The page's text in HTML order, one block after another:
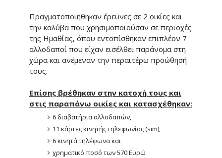
Πραγματοποιήθηκαν έρευνες σε 2 οικίες και
την καλύβα που χρησιμοποιούσαν σε περιοχές
της Ημαθίας, όπου εντοπίσθηκαν επιπλέον 7
αλλοδαποί που είχαν εισέλθει παράνομα στη
χώρα και ανέμεναν την περαιτέρω προώθησή
τους.
Επίσης βρέθηκαν στην κατοχή τους και
στις παραπάνω οικίες και κατασχέθηκαν:
6 διαβατήρια αλλοδαπών,
11 κάρτες κινητής τηλεφωνίας (sim),
6 κινητά τηλέφωνα και
χρηματικό ποσό των 570 Ευρώ